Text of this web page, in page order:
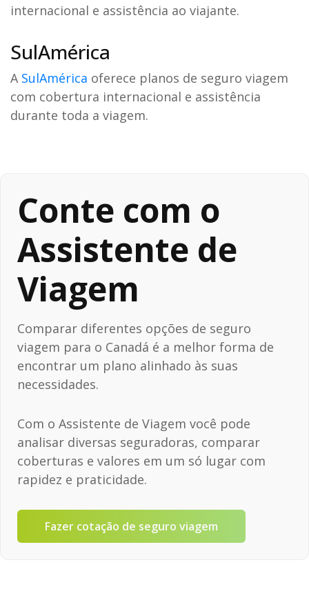
internacional e assistência ao viajante.
SulAmérica
A SulAmérica oferece planos de seguro viagem
com cobertura internacional e assistência
durante toda a viagem.
Conte com o
Assistente de
Viagem
Comparar diferentes opções de seguro
viagem para o Canadá é a melhor forma de
encontrar um plano alinhado às suas
necessidades.
Com o Assistente de Viagem você pode
analisar diversas seguradoras, comparar
coberturas e valores em um só lugar com
rapidez e praticidade.
Fazer cotação de seguro viagem